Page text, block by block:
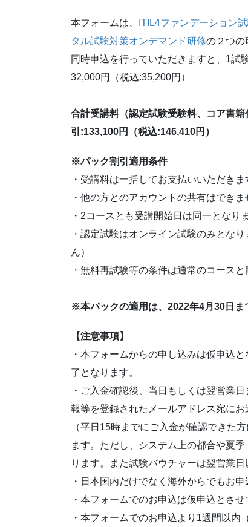
本フォームは、 ITIL4ファンデーション
タル試験対策オンデマンド研修の２つの
同時申込を行っていただきますと、1試
32,000円（税込:35,200円）
合計受講料（認定試験受験料、コア書
引:133,100円（税込:146,410円）
※パック割引適用条件
・受講料は一括してお支払いいただき
・他の方とのアカウントの共有はできま
・2コースとも受講開始日は同一となり
・認定試験はオンライン試験のみとな
ん）
・無料再試験等の条件は通常のコースと
※本パックの適用は、2022年4月30日ま
【注意事項】
・本フォームからの申し込みは仮申込
了となります。
・ご入金確認後、当日もしくは翌営業
報等を登録されたメールアドレス宛にお
（平日15時までにご入金が確認できた
ます。ただし、システム上の都合や夏
ります。また試験バウチャーは翌営業
・日本国内だけでなく海外からでもお
・本フォームでのお申込は仮申込とさせ
・本フォームでのお申込より1週間以